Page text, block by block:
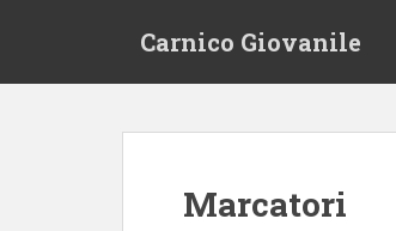
Carnico Giovanile
Marcatori